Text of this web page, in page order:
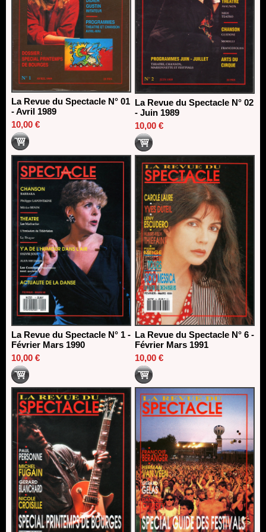
Nomination de Nathalie Garraud et Olivier Saccomano à la
direction du Théâtre de Gennevilliers - CDN
13/06/2026
Dispositif SACD Auteurs d'espaces : les lauréats 2026
18/03/2026
La Revue du Spectacle N° 01
- Avril 1989
10,00 €
La Revue du Spectacle N° 02
- Juin 1989
10,00 €
La Revue du Spectacle N° 1 -
Février Mars 1990
10,00 €
La Revue du Spectacle N° 6 -
Février Mars 1991
10,00 €